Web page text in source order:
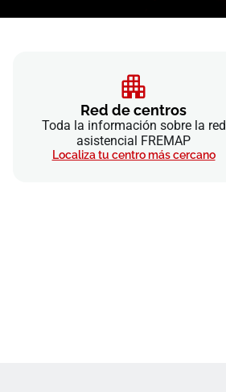
Red de centros
Toda la información sobre la red
asistencial FREMAP
Localiza tu centro más cercano